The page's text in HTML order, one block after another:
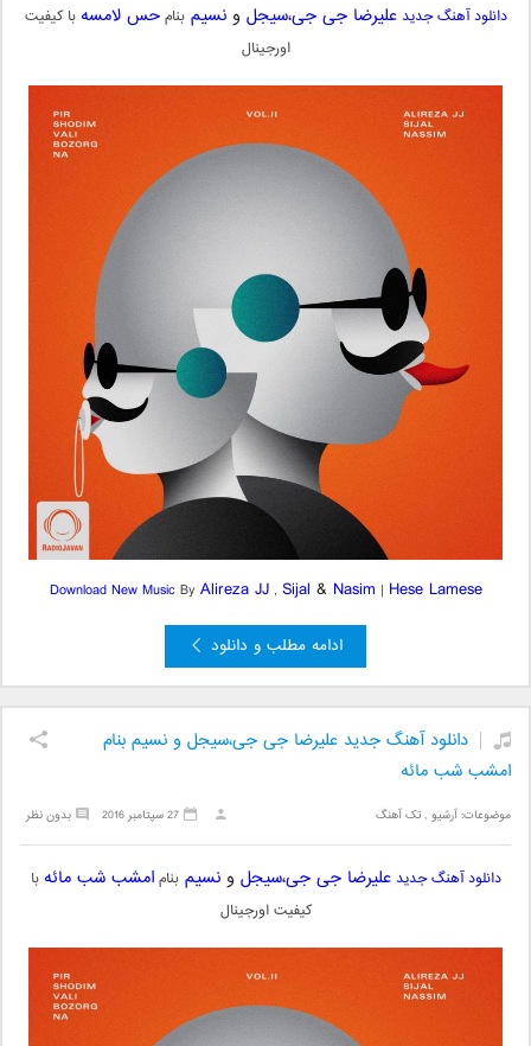
دانلود آهنگ جدید علیرضا جی جی،سیجل ونسیم بنامحس لامسهبا کیفیت
اورجینال
Download New MusicByAlireza JJ, Sijal & Nasim | Hese Lamese
ادامه مطلب و دانلود
دانلود آهنگ جدید علیرضا جی جی،سیجل و نسیم بنام
امشب شب مائه
موضوعات:آرشیو ,تک آهنگ بدون نظر 27 سپتامبر 2016
دانلود آهنگ جدید علیرضا جی جی،سیجل ونسیم بنامامشب شب مائهبا
کیفیت اورجینال